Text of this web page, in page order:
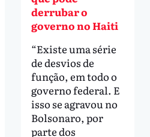
derrubar o
governo no Haiti
“Existe uma série
de desvios de
função, em todo o
governo federal. E
isso se agravou no
Bolsonaro, por
parte dos